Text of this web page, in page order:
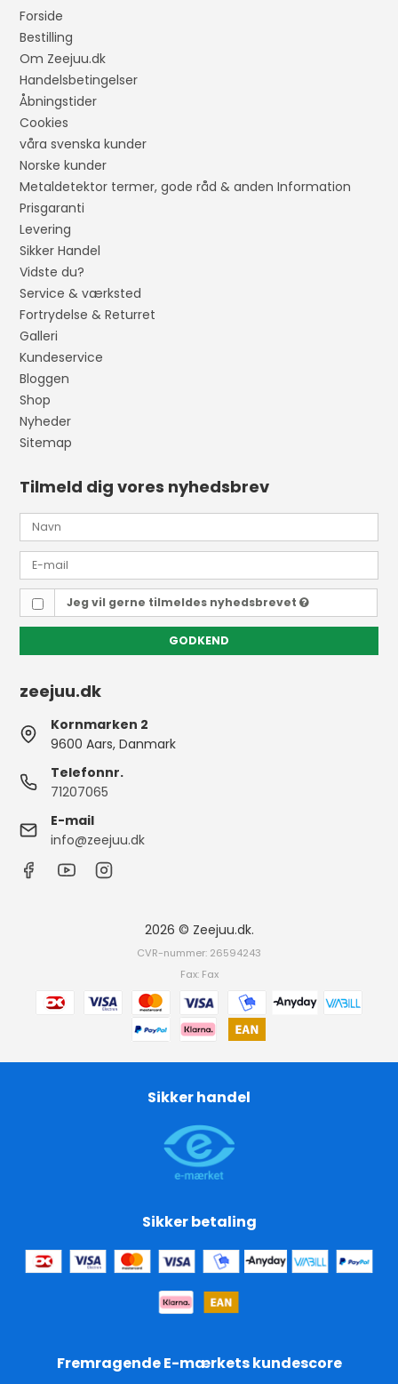
Forside
Bestilling
Om Zeejuu.dk
Handelsbetingelser
Åbningstider
Cookies
våra svenska kunder
Norske kunder
Metaldetektor termer, gode råd & anden Information
Prisgaranti
Levering
Sikker Handel
Vidste du?
Service & værksted
Fortrydelse & Returret
Galleri
Kundeservice
Bloggen
Shop
Nyheder
Sitemap
Tilmeld dig vores nyhedsbrev
Jeg vil gerne tilmeldes nyhedsbrevet
GODKEND
zeejuu.dk
Kornmarken 2
9600 Aars, Danmark
Telefonnr.
71207065
E-mail
info@zeejuu.dk
2026 © Zeejuu.dk.
CVR-nummer: 26594243
Fax: Fax
Sikker handel
Sikker betaling
Fremragende E-mærkets kundescore